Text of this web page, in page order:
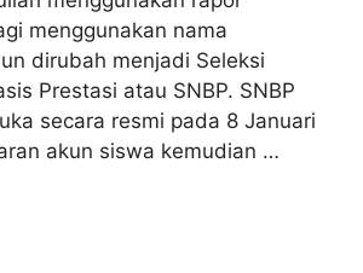
menggunakan nama
dirubah menjadi Seleksi
Prestasi atau SNBP. SNBP
secara resmi pada 8 Januari
akun siswa kemudian …